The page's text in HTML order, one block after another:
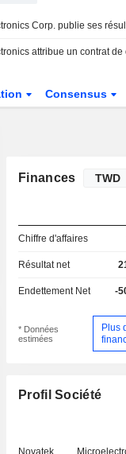
Consensus
Finances
Chiffre d'affaires
Résultat net
Endettement Net -
* Données
estimées
Plus
Profil Société
Novatek